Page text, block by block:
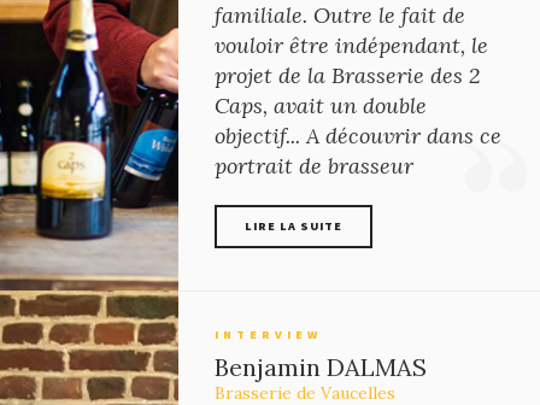
familiale. Outre le fait de
vouloir être indépendant, le
projet de la Brasserie des 2
Caps, avait un double
objectif... A découvrir dans ce
portrait de brasseur
LIRE LA SUITE
INTERVIEW
Benjamin DALMAS
Brasserie de Vaucelles